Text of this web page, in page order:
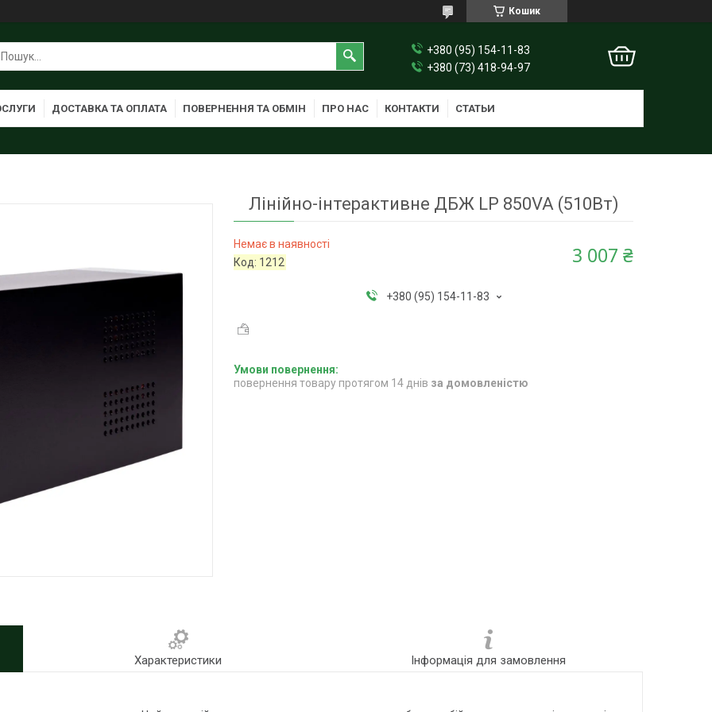
Кошик
+380 (95) 154-11-83
+380 (73) 418-94-97
ДОСТАВКА ТА ОПЛАТА ПОВЕРНЕННЯ ТА ОБМІН ПРО НАС КОНТАКТИ СТАТЬИ
Лінійно-інтерактивне ДБЖ LP 850VA (510Вт)
Немає в наявності
Код: 1212 3 007 ₴
+380 (95) 154-11-83
повернення товару протягом 14 днів за домовленістю
Характеристики Інформація для замовлення